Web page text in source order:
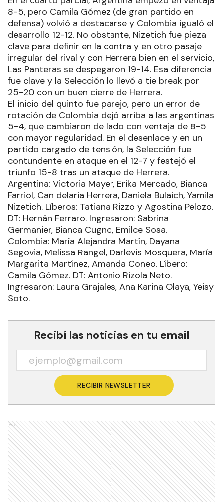
8-5, pero Camila Gómez (de gran partido en
defensa) volvió a destacarse y Colombia igualó el
desarrollo 12-12. No obstante, Nizetich fue pieza
clave para definir en la contra y en otro pasaje
irregular del rival y con Herrera bien en el servicio,
Las Panteras se despegaron 19-14. Esa diferencia
fue clave y la Selección lo llevó a tie break por
25-20 con un buen cierre de Herrera.
El inicio del quinto fue parejo, pero un error de
rotación de Colombia dejó arriba a las argentinas
5-4, que cambiaron de lado con ventaja de 8-5
con mayor regularidad. En el desenlace y en un
partido cargado de tensión, la Selección fue
contundente en ataque en el 12-7 y festejó el
triunfo 15-8 tras un ataque de Herrera.
Argentina: Victoria Mayer, Erika Mercado, Bianca
Farriol, Can delaria Herrera, Daniela Bulaich, Yamila
Nizetich. Líberos: Tatiana Rizzo y Agostina Pelozo.
DT: Hernán Ferraro. Ingresaron: Sabrina
Germanier, Bianca Cugno, Emilce Sosa.
Colombia: María Alejandra Martín, Dayana
Segovia, Melissa Rangel, Darlevis Mosquera, María
Margarita Martínez, Amanda Coneo. Líbero:
Camila Gómez. DT: Antonio Rizola Neto.
Ingresaron: Laura Grajales, Ana Karina Olaya, Yeisy
Soto.
Recibí las noticias en tu email
RECIBIR NEWSLETTER
Ads